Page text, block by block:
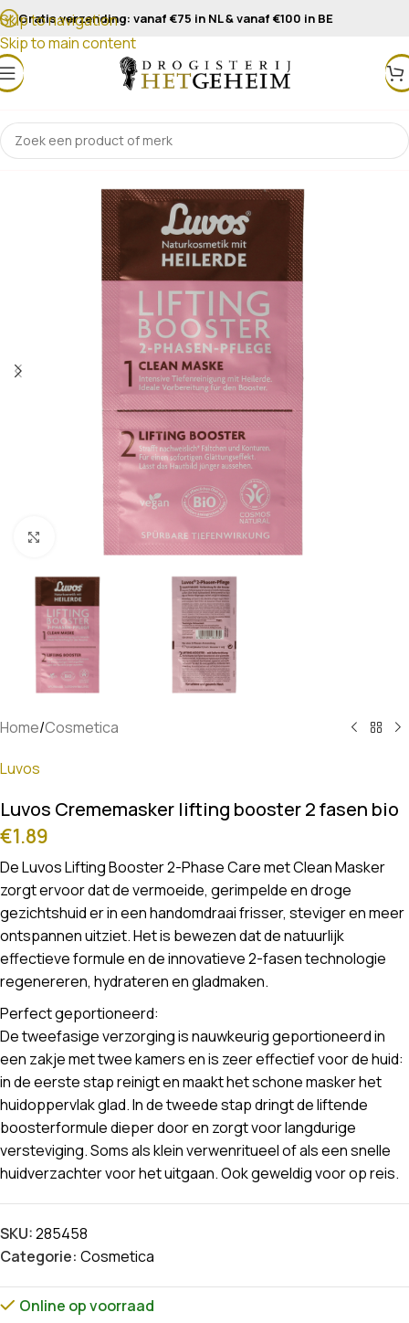
Skip to navigation
Skip to main content
Gratis verzending: vanaf €75 in NL & vanaf €100 in BE
Klik om te vergroten
Home/Cosmetica
Luvos
Luvos Crememasker lifting booster 2 fasen bio
€1.89
De Luvos Lifting Booster 2-Phase Care met Clean Masker
zorgt ervoor dat de vermoeide, gerimpelde en droge
gezichtshuid er in een handomdraai frisser, steviger en meer
ontspannen uitziet. Het is bewezen dat de natuurlijk
effectieve formule en de innovatieve 2-fasen technologie
regenereren, hydrateren en gladmaken.
Perfect geportioneerd:
De tweefasige verzorging is nauwkeurig geportioneerd in
een zakje met twee kamers en is zeer effectief voor de huid:
in de eerste stap reinigt en maakt het schone masker het
huidoppervlak glad. In de tweede stap dringt de liftende
boosterformule dieper door en zorgt voor langdurige
versteviging. Soms als klein verwenritueel of als een snelle
huidverzachter voor het uitgaan. Ook geweldig voor op reis.
SKU:285458
Categorie: Cosmetica
Online op voorraad